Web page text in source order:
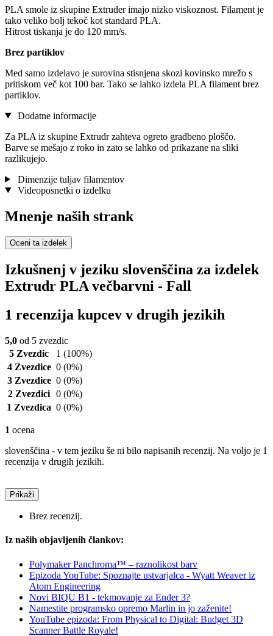
PLA smole iz skupine Extruder imajo nizko viskoznost. Filament je
tako veliko bolj tekoč kot standard PLA.
Hitrost tiskanja je do 120 mm/s.
Brez partiklov
Med samo izdelavo je surovina stisnjena skozi kovinsko mrežo s
pritiskom več kot 100 bar. Tako se lahko izdela PLA filament brez
partiklov.
Dodatne informacije
Za PLA iz skupine Extrudr zahteva ogreto gradbeno ploščo.
Barve se mešajo z roko in zato se lahko od prikazane na sliki
razlikujejo.
Dimenzije tuljav filamentov
Videoposnetki o izdelku
Mnenje naših strank
Oceni ta izdelek
Izkušnenj v jeziku slovenščina za izdelek
Extrudr PLA večbarvni - Fall
1 recenzija kupcev v drugih jezikih
5,0 od 5 zvezdic
5 Zvezdic
1 (100%)
4 Zvezdice 0 (0%)
3 Zvezdice 0 (0%)
2 Zvezdici 0 (0%)
1 Zvezdica 0 (0%)
1 ocena
slovenščina - v tem jeziku še ni bilo napisanih recenzij. Na voljo je 1
recenzija v drugih jezikih.
Prikaži
Brez recenzij.
Iz naših objavljenih člankov:
Polymaker Panchroma™ – raznolikost barv
Epizoda YouTube: Spoznajte ustvarjalca - Wyatt Weaver iz
Atom Engineering
Novi BIQU B1 - tekmovanje za Ender 3?
Namestite programsko opremo Marlin in jo zaženite!
YouTube epizoda: From Physical to Digital: Budget 3D
Scanner Battle Royale!